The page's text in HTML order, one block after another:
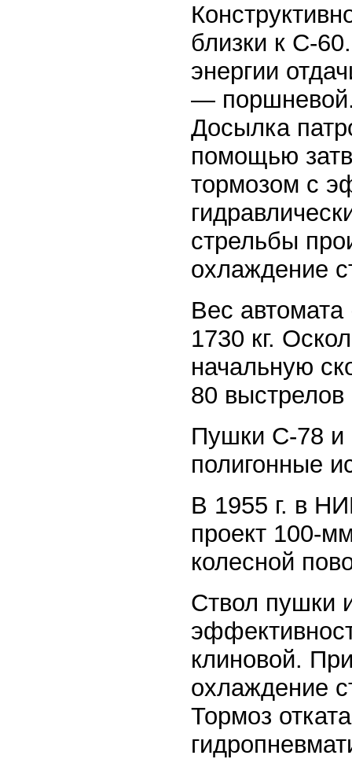
близки к С-
энергии
—
Досылка
помощью
тормозом с
стрельбы
охлаждение
Вес
1730 кг.
начальную
80 выстрелов
Пушки С-78 и
полигонные
В 1955 г. в
проект 100-
колесной
Ствол пушки
клиновой.
охлаждение
Тормоз